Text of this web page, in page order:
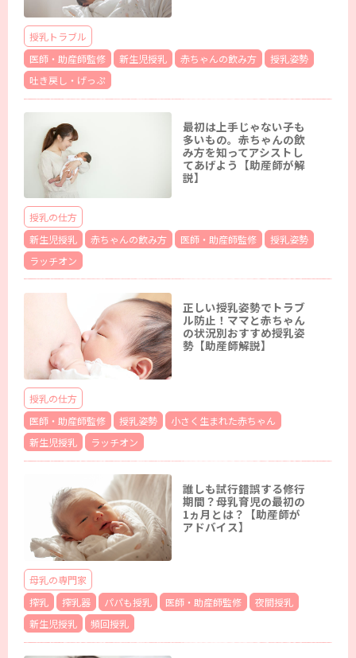
授乳トラブル
医師・助産師監修
新生児授乳 赤ちゃんの飲み方
授乳姿勢
吐き戻し・げっぷ
最初は上手じゃない子も
多いもの。赤ちゃんの飲
み方を知ってアシストし
てあげよう【助産師が解
説】
授乳の仕方
新生児授乳
赤ちゃんの飲み方 医師・助産師監修
授乳姿勢
ラッチオン
正しい授乳姿勢でトラブ
ル防止！ママと赤ちゃん
の状況別おすすめ授乳姿
勢【助産師解説】
授乳の仕方
医師・助産師監修
授乳姿勢
小さく生まれた赤ちゃん
新生児授乳
ラッチオン
誰しも試行錯誤する修行
期間？母乳育児の最初の
1ヵ月とは？【助産師が
アドバイス】
母乳の専門家
搾乳
搾乳器 パパも授乳 医師・助産師監修
夜間授乳
新生児授乳
頻回授乳